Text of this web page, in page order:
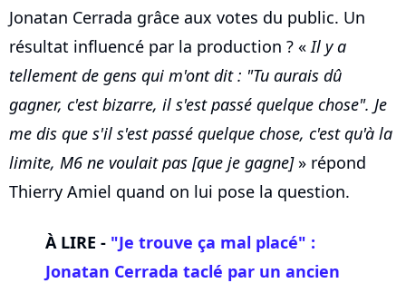
Jonatan Cerrada grâce aux votes du public. Un
résultat influencé par la production ? «Il y a
tellement de gens qui m'ont dit : "Tu aurais dû
gagner, c'est bizarre, il s'est passé quelque chose". Je
me dis que s'il s'est passé quelque chose, c'est qu'à la
limite, M6 ne voulait pas [que je gagne]» répond
Thierry Amiel quand on lui pose la question.
À LIRE - "Je trouve ça mal placé" :
Jonatan Cerrada taclé par un ancien